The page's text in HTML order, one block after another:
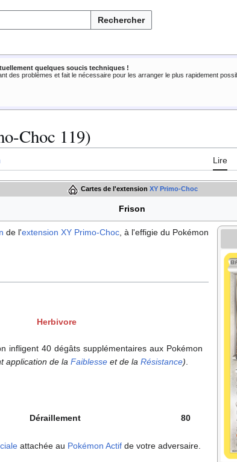
Rechercher
quelques soucis techniques !
des problèmes et fait le nécessaire pour les arranger le plus rapidement
Choc 119)
Lire
Cartes de l'extension XY Primo-Choc
Frison
de l'extension XY Primo-Choc , à l'effigie du Pokémon
Herbivore
infligent 40 dégâts supplémentaires aux Pokémon
application de la Faiblesse et de la Résistance)
Déraillement 80
attachée au Pokémon Actifde votre adversaire.